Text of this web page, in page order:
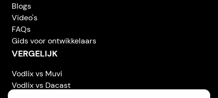
Blogs
Video's
FAQs
Gids voor ontwikkelaars
VERGELIJK
Vodlix vs Muvi
Vodlix vs Dacast